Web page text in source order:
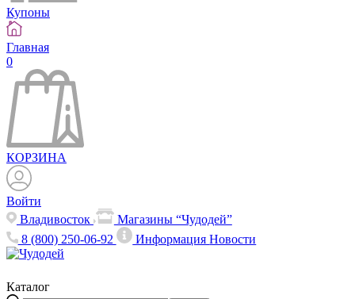
Купоны
Главная
0
КОРЗИНА
Войти
Владивосток
Магазины “Чудодей”
8 (800) 250-06-92
ИнформацияНовости
Каталог